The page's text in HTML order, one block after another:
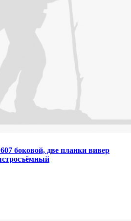
боковой, две планки вивер